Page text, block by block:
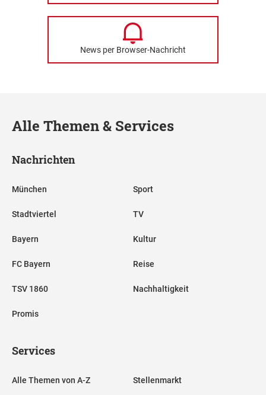
News per Browser-Nachricht
Alle Themen & Services
Nachrichten
München
Stadtviertel
Bayern
FC Bayern
TSV 1860
Promis
Sport
TV
Kultur
Reise
Nachhaltigkeit
Services
Alle Themen von A-Z Stellenmarkt